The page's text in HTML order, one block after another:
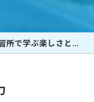
で学ぶ楽しさとドライブの魅力